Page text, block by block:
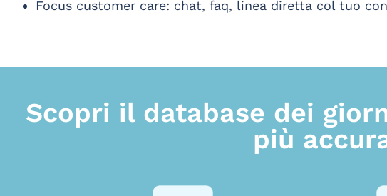
Focus customer care: chat, faq, linea diretta col tuo
Scopri il database dei
più